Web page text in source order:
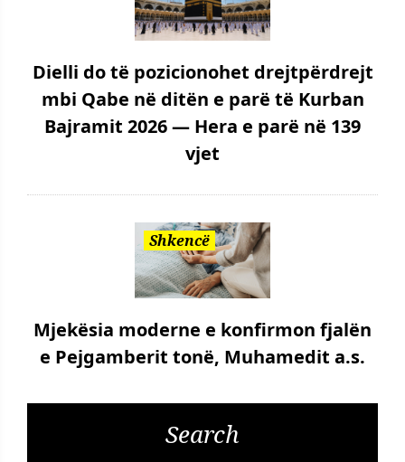
Dielli do të pozicionohet drejtpërdrejt
mbi Qabe në ditën e parë të Kurban
Bajramit 2026 — Hera e parë në 139
vjet
Shkencë
Mjekësia moderne e konfirmon fjalën
e Pejgamberit tonë, Muhamedit a.s.
Search